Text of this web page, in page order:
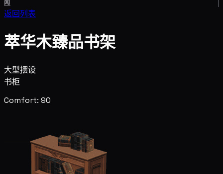
闻
返回列表
萃华木臻品书架
大型摆设
书柜
Comfort: 90